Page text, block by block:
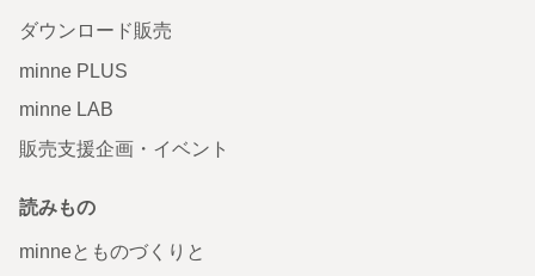
ダウンロード販売
minne PLUS
minne LAB
販売支援企画・イベント
読みもの
minneとものづくりと